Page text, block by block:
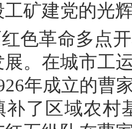
工矿建党的光
色革命多点
展。在城市工
年成立的曹
补了区域农村